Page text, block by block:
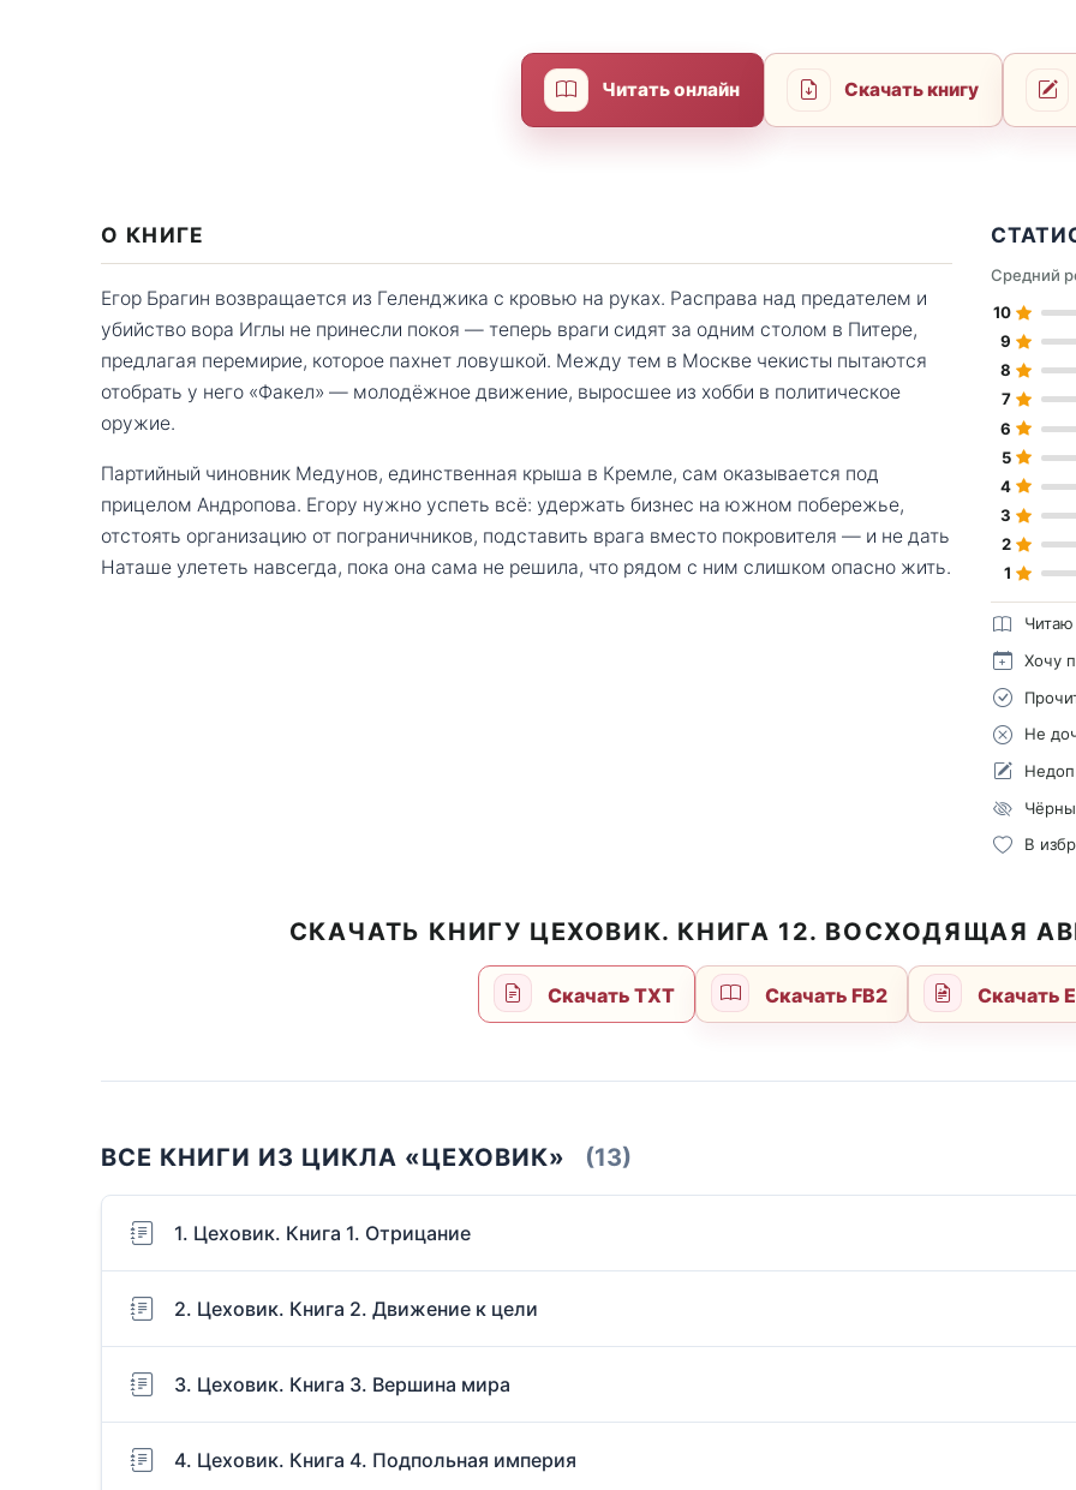
Читать онлайн Скачать книгу
О КНИГЕ
Егор Брагин возвращается из Геленджика с кровью на руках. Расправа над предателем и
убийство вора Иглы не принесли покоя — теперь враги сидят за одним столом в Питере,
предлагая перемирие, которое пахнет ловушкой. Между тем в Москве чекисты пытаются
отобрать у него «Факел» — молодёжное движение, выросшее из хобби в политическое
оружие.
Партийный чиновник Медунов, единственная крыша в Кремле, сам оказывается под
прицелом Андропова. Егору нужно успеть всё: удержать бизнес на южном побережье,
отстоять организацию от пограничников, подставить врага вместо покровителя — и не дать
Наташе улететь навсегда, пока она сама не решила, что рядом с ним слишком опасно жить.
Средний
10
9
8
7
6
5
4
3
2
1
Читаю
Хочу
Не
В
СКАЧАТЬ КНИГУ ЦЕХОВИК. КНИГА 12. ВОСХОДЯЩАЯ
Скачать TXT Скачать FB2 Скачать
ВСЕ КНИГИ ИЗ ЦИКЛА «ЦЕХОВИК» (13)
1. Цеховик. Книга 1. Отрицание
2. Цеховик. Книга 2. Движение к цели
3. Цеховик. Книга 3. Вершина мира
4. Цеховик. Книга 4. Подпольная империя